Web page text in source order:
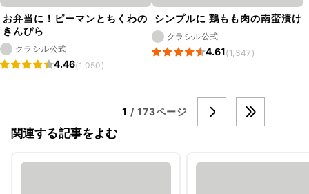
お弁当に！ピーマンとちくわの
きんぴら
クラシル公式
4.46(1,050)
シンプルに 鶏もも肉の南蛮漬け
クラシル公式
4.61(1,347)
1 / 173ページ
関連する記事をよむ